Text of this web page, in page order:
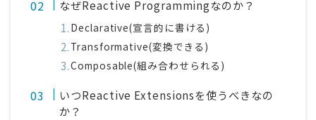
なぜReactive Programmingなのか？
Declarative(宣言的に書ける)
Transformative(変換できる)
Composable(組み合わせられる)
いつReactive Extensionsを使うべきなの
か？